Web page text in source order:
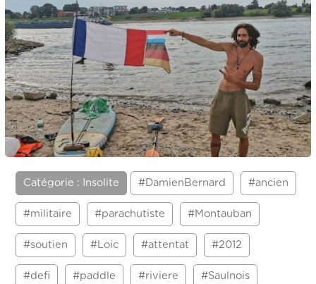
Catégorie : Insolite #DamienBernard #ancien
#militaire #parachutiste #Montauban
#soutien #Loic #attentat #2012
#defi #paddle #riviere #Saulnois